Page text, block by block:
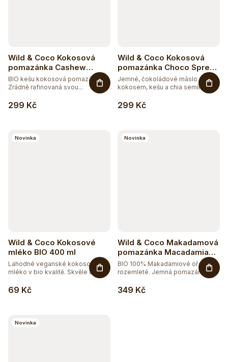
Wild & Coco Kokosová
pomazánka Cashew
Spread BIO 300 g
299 Kč
BIO kešu kokosová pomazánka.
Zrádně rafinovaná svou...
Wild & Coco Kokosová
pomazánka Choco Spread
BIO 300 g
299 Kč
Jemné, čokoládové máslo s
kokosem, kešu a chia semínky.
Novinka
Wild & Coco Kokosové
mléko BIO 400 ml
69 Kč
Lahodné veganské kokosové
mléko v bio kvalitě. Skvěle a
Novinka
Wild & Coco Makadamová
pomazánka Macadamia
Heavenly Spread BIO 280
g
349 Kč
BIO 100% Makadamiové ořechy -
rozemleté. Jemná pomazánka z...
Novinka